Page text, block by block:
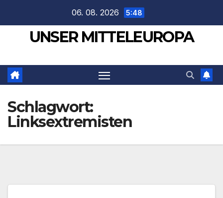
springen
06. 08. 2026 5:48
UNSER MITTELEUROPA
Schlagwort:
Linksextremisten